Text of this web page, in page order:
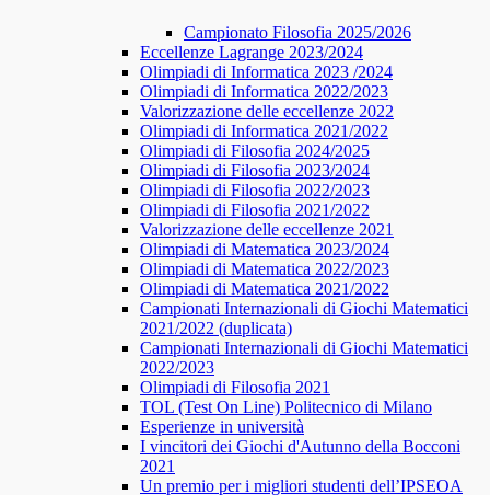
Campionato Filosofia 2025/2026
​​Eccellenze Lagrange 2023/2024
Olimpiadi di Informatica 2023 /2024
Olimpiadi di Informatica 2022/2023
Valorizzazione delle eccellenze 2022
Olimpiadi di Informatica 2021/2022
Olimpiadi di Filosofia 2024/2025
Olimpiadi di Filosofia 2023/2024
Olimpiadi di Filosofia 2022/2023
Olimpiadi di Filosofia 2021/2022
Valorizzazione delle eccellenze 2021
Olimpiadi di Matematica 2023/2024
Olimpiadi di Matematica 2022/2023
Olimpiadi di Matematica 2021/2022
Campionati Internazionali di Giochi Matematici
2021/2022 (duplicata)
Campionati Internazionali di Giochi Matematici
2022/2023
Olimpiadi di Filosofia 2021
TOL (Test On Line) Politecnico di Milano
Esperienze in università
I vincitori dei Giochi d'Autunno della Bocconi
2021
Un premio per i migliori studenti dell’IPSEOA